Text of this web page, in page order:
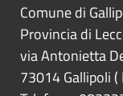
Comune di
Provincia di
via Antonietta
73014Gallipoli (